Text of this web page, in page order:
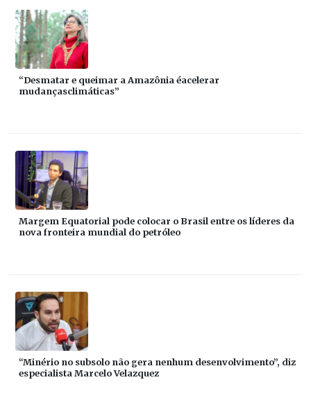
“Desmatar e queimar a Amazônia éacelerar
mudançasclimáticas”
Margem Equatorial pode colocar o Brasil entre os líderes da
nova fronteira mundial do petróleo
“Minério no subsolo não gera nenhum desenvolvimento”, diz
especialista Marcelo Velazquez